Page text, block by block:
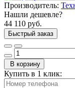
Производитель:
Нашли дешевле?
44 110 руб.
Быстрый заказ
В корзину
Купить в 1 клик: